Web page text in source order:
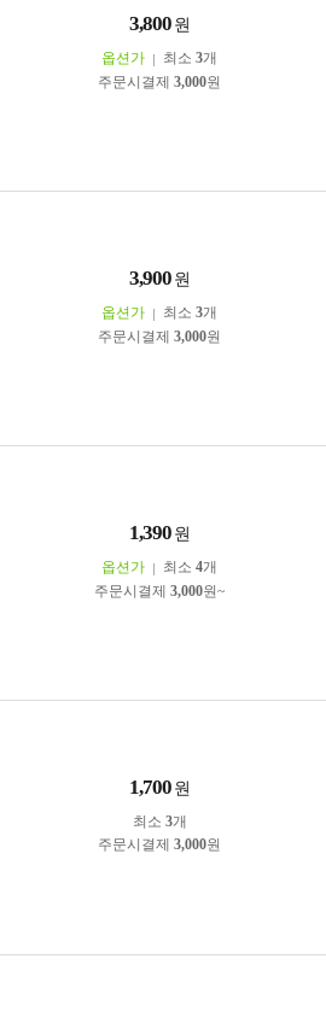
3,800 원
옵션가 최소 3개
주문시결제 3,000원
3,900 원
옵션가 최소 3개
주문시결제 3,000원
1,390 원
옵션가 최소 4개
주문시결제 3,000원~
1,700 원
최소 3개
주문시결제 3,000원